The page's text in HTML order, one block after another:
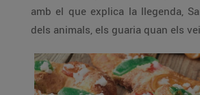
amb el que explica la llegenda,
dels animals, els guaria quan els